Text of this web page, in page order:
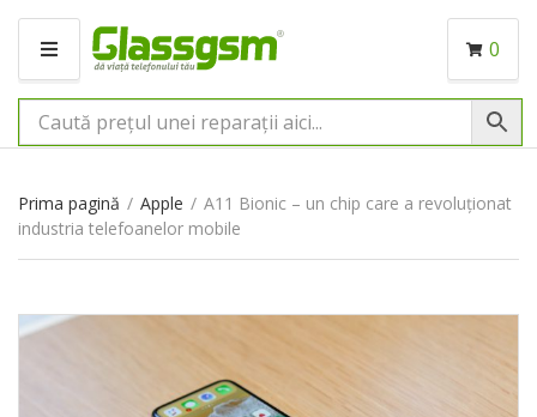
M
N
I
0
Prima pagină / Apple / A11 Bionic – un chip care a revoluționat
industria telefoanelor mobile